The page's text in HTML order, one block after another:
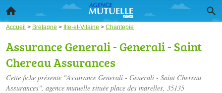
Accueil > Bretagne > Ille-et-Vilaine > Chantepie
Assurance Generali - Generali - Saint
Chereau Assurances
Cette fiche présente "Assurance Generali - Generali - Saint Chereau
Assurances", agence mutuelle située place des marelles, 35135